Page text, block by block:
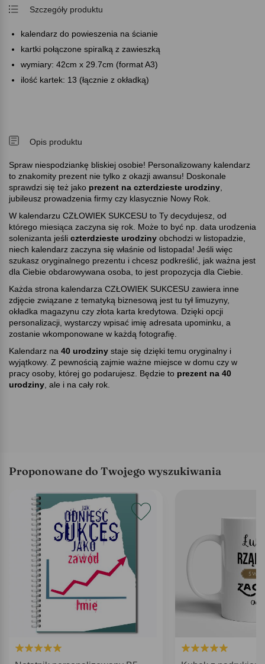
Szczegóły produktu
kalendarz do powieszenia na ścianie
kartki połączone spiralką z zawieszką
wymiary: 42cm x 29.7cm (format A3)
ilość kartek: 13 (łącznie z okładką)
Opis produktu
Spraw niespodziankę bliskiej osobie! Personalizowany kalendarz
to znakomity prezent nie tylko z okazji awansu! Doskonale
sprawdzi się też jako prezent na czterdzieste urodziny
jubileusz prowadzenia firmy czy klasycznie Nowy Rok.
W kalendarzu CZŁOWIEK SUKCESU to Ty decydujesz, od
którego miesiąca zaczyna się rok. Może to być np. data urodzenia
solenizanta jeśli czterdzieste urodziny obchodzi w listopadzie,
niech kalendarz zaczyna się właśnie od listopada! Jeśli więc
szukasz oryginalnego prezentu i chcesz podkreślić, jak ważna jest
dla Ciebie obdarowywana osoba, to jest propozycja dla Ciebie.
Każda strona kalendarza CZŁOWIEK SUKCESU zawiera inne
zdjęcie związane z tematyką biznesową jest tu tył limuzyny,
okładka magazynu czy złota karta kredytowa. Dzięki opcji
personalizacji, wystarczy wpisać imię adresata upominku, a
zostanie wkomponowane w każdą fotografię.
Kalendarz na 40 urodziny staje się dzięki temu oryginalny i
wyjątkowy. Z pewnością zajmie ważne miejsce w domu czy w
pracy osoby, której go podarujesz. Będzie to prezent na 40
urodziny , ale i na cały rok.
Proponowane do Twojego wyszukiwania